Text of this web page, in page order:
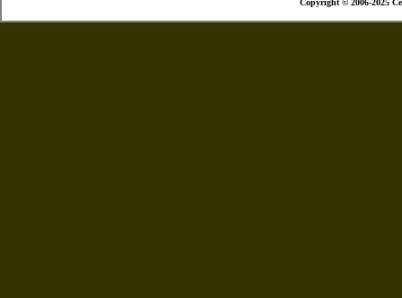
Copyright © 2006-2025